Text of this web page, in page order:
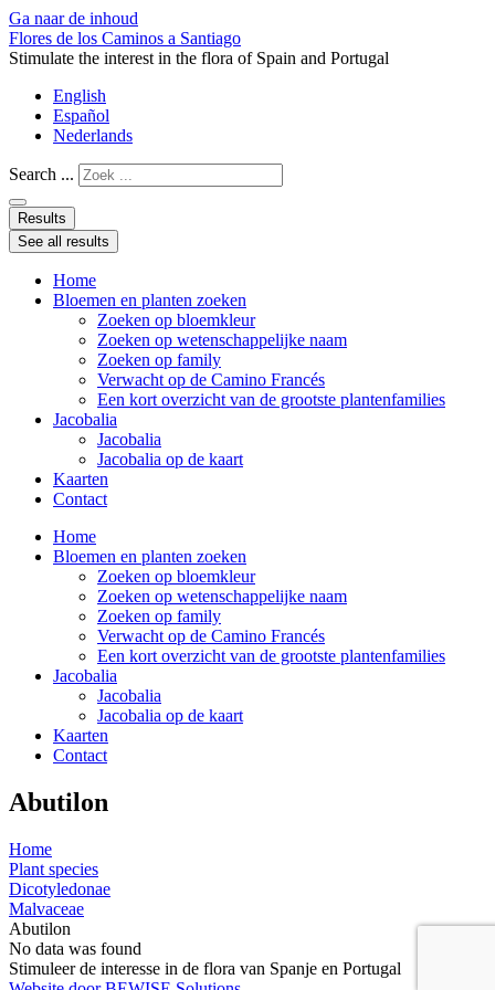
Ga naar de inhoud
Flores de los Caminos a Santiago
Stimulate the interest in the flora of Spain and Portugal
English
Español
Nederlands
Search ...
Results
See all results
Home
Bloemen en planten zoeken
Zoeken op bloemkleur
Zoeken op wetenschappelijke naam
Zoeken op family
Verwacht op de Camino Francés
Een kort overzicht van de grootste plantenfamilies
Jacobalia
Jacobalia
Jacobalia op de kaart
Kaarten
Contact
Home
Bloemen en planten zoeken
Zoeken op bloemkleur
Zoeken op wetenschappelijke naam
Zoeken op family
Verwacht op de Camino Francés
Een kort overzicht van de grootste plantenfamilies
Jacobalia
Jacobalia
Jacobalia op de kaart
Kaarten
Contact
Abutilon
Home
Plant species
Dicotyledonae
Malvaceae
Abutilon
No data was found
Stimuleer de interesse in de flora van Spanje en Portugal